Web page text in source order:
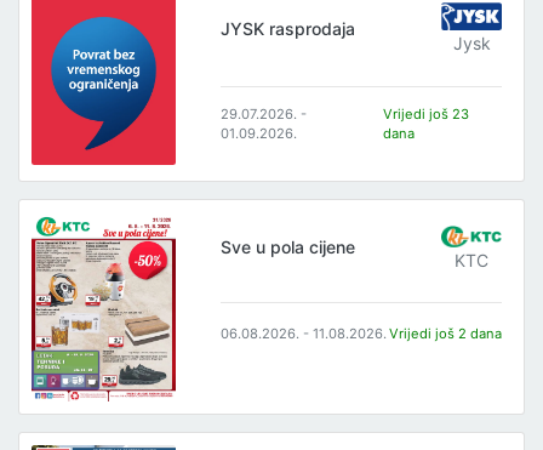
JYSK rasprodaja
Jysk
29.07.2026. -
01.09.2026.
Vrijedi još 23
dana
Sve u pola cijene
KTC
06.08.2026. - 11.08.2026. Vrijedi još 2 dana